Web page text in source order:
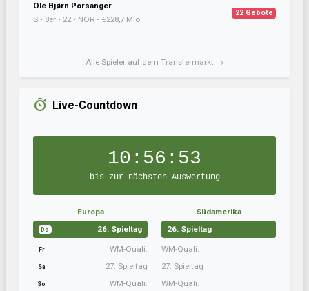
Ole Bjørn Porsanger
S • 8er • 22 • NOR • €228,7 Mio
22 Gebote
Alle Spieler auf dem Transfermarkt →
Live-Countdown
10:56:52
bis zur nächsten Auswertung
Europa
Do 26. Spieltag
Fr WM-Quali.
Sa 27. Spieltag
So WM-Quali.
Südamerika
26. Spieltag
WM-Quali.
27. Spieltag
WM-Quali.